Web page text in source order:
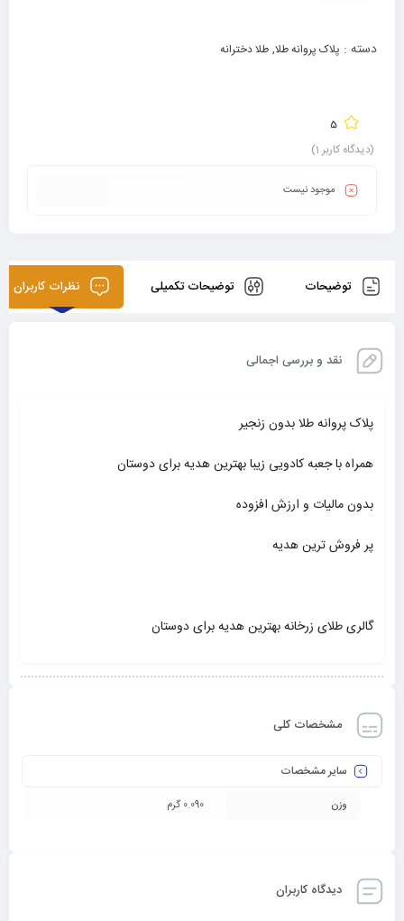
5
(دیدگاه کاربر 1
)
موجود نیست
دسته : پلاک پروانه طلا, طلا دخترانه
توضیحات توضیحات تکمیلی نظرات کاربران
نقد و بررسی اجمالی
پلاک پروانه طلا بدون زنجیر
همراه با جعبه کادویی زیبا بهترین هدیه برای دوستان
بدون مالیات و ارزش افزوده
پر فروش ترین هدیه
گالری طلای زرخانه بهترین هدیه برای دوستان
مشخصات کلی
سایر مشخصات
وزن 0.090 گرم
دیدگاه کاربران